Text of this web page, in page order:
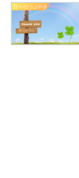
日々のつぶやき